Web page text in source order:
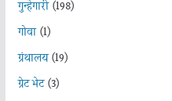
गुन्हेगारी(198)
गोवा(1)
ग्रंथालय(19)
ग्रेट भेट(3)